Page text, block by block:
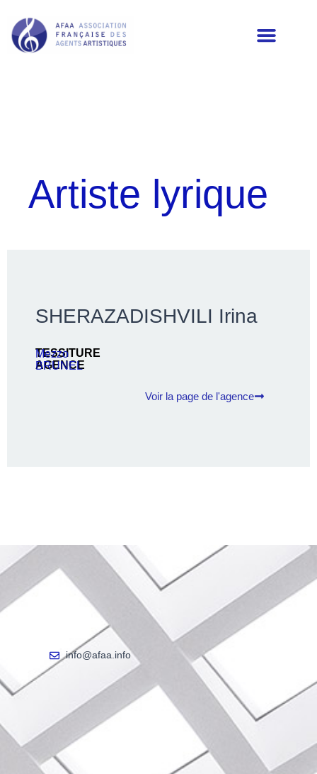
Artiste lyrique
SHERAZADISHVILI Irina
TESSITURE
Mezzo
AGENCE
BRUNEL
Voir la page de l'agence
info@afaa.info